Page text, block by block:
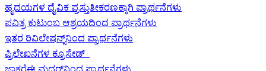
ಹೃದಯಗಳ ದೈವಿಕ ಪ್ರಸ್ತುತೀಕರಣಕ್ಕಾಗಿ ಪ್ರಾರ್ಥನೆಗಳು
ಪವಿತ್ರ ಕುಟುಂಬ ಆಶ್ರಯದಿಂದ ಪ್ರಾರ್ಥನೆಗಳು
ಇತರ ರಿವಿಲೇಷನ್ಸ್‌ನಿಂದ ಪ್ರಾರ್ಥನೆಗಳು
ಪ್ರಿಲೇಖನೆಗಳ ಕ್ರೂಸೇಡ್
ಜಾಕರೆಈ ಮದರ್‌ನಿಂದ ಪ್ರಾರ್ಥನೆಗಳು